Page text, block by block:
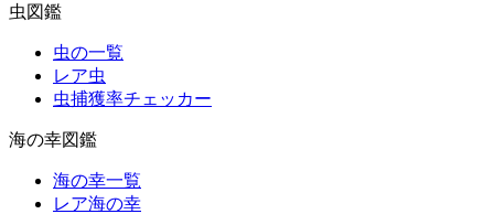
虫図鑑
虫の一覧
レア虫
虫捕獲率チェッカー
海の幸図鑑
海の幸一覧
レア海の幸